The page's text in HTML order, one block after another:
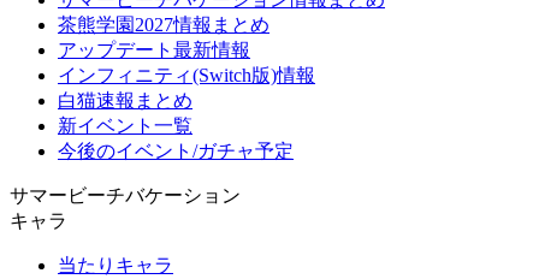
茶熊学園2027情報まとめ
アップデート最新情報
インフィニティ(Switch版)情報
白猫速報まとめ
新イベント一覧
今後のイベント/ガチャ予定
サマービーチバケーション
キャラ
当たりキャラ